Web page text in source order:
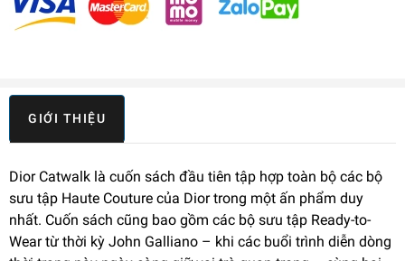
GIỚI THIỆU
Dior Catwalk là cuốn sách đầu tiên tập hợp toàn bộ các bộ
sưu tập Haute Couture của Dior trong một ấn phẩm duy
nhất. Cuốn sách cũng bao gồm các bộ sưu tập Ready-to-
Wear từ thời kỳ John Galliano – khi các buổi trình diễn dòng